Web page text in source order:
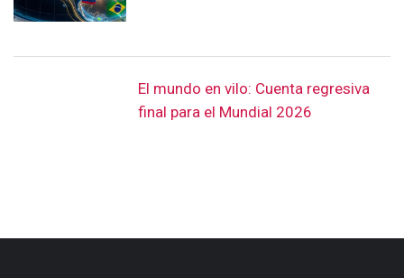
El mundo en vilo: Cuenta regresiva
final para el Mundial 2026